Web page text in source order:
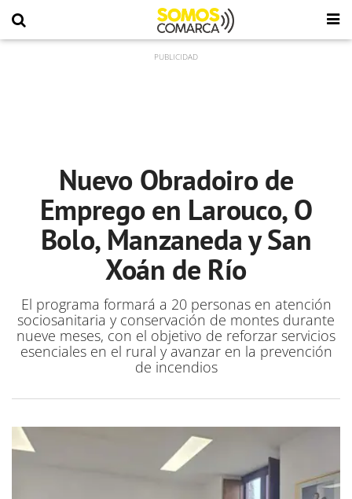
Nuevo Obradoiro de
Emprego en Larouco, O
Bolo, Manzaneda y San
Xoán de Río
El programa formará a 20 personas en atención
sociosanitaria y conservación de montes durante
nueve meses, con el objetivo de reforzar servicios
esenciales en el rural y avanzar en la prevención
de incendios